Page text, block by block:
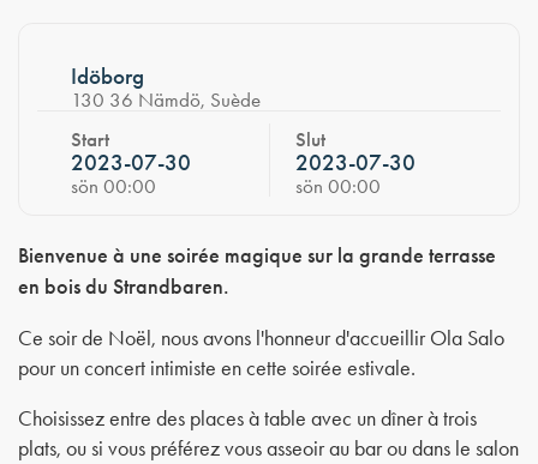
Idöborg
130 36 Nämdö, Suède
Start
2023-07-30
sön 00:00
Slut
2023-07-30
sön 00:00
Bienvenue à une soirée magique sur la grande terrasse
en bois du Strandbaren.
Ce soir de Noël, nous avons l'honneur d'accueillir Ola Salo
pour un concert intimiste en cette soirée estivale.
Choisissez entre des places à table avec un dîner à trois
plats, ou si vous préférez vous asseoir au bar ou dans le salon